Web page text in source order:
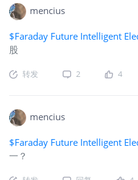
mencius
$Faraday Future Intelligent
股
转发 2 4
mencius
$Faraday Future Intelligent
一？